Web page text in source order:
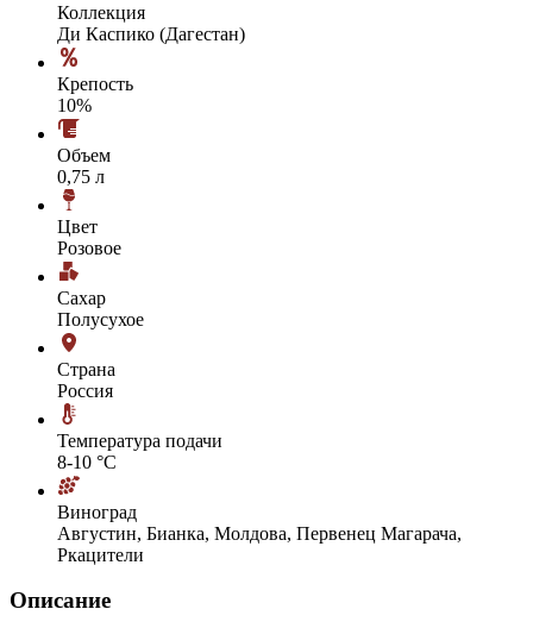
Коллекция
Ди Каспико (Дагестан)
Крепость
10%
Объем
0,75 л
Цвет
Розовое
Сахар
Полусухое
Страна
Россия
Температура подачи
8-10 °С
Виноград
Августин, Бианка, Молдова, Первенец Магарача,
Ркацители
Описание